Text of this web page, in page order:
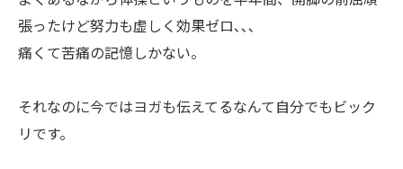
張ったけど努力も虚しく効果ゼロ､､､
痛くて苦痛の記憶しかない。
それなのに今ではヨガも伝えてるなんて自分でもビック
リです。